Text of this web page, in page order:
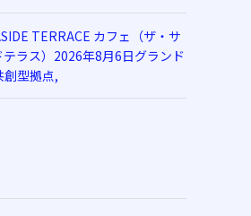
TERRACE カフェ（ザ・サ
テラス）2026年8月6日グランド
創型拠点,